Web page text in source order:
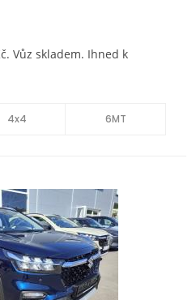
Vůz skladem. Ihned k
4x4 6MT